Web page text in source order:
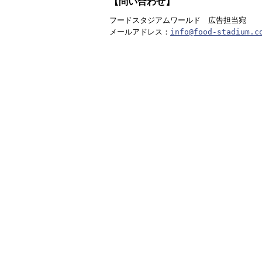
フードスタジアムワールド　広告担当宛
メールアドレス： info@food-